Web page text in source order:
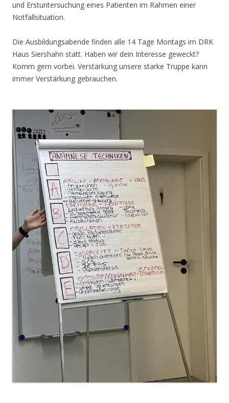
und Erstuntersuchung eines Patienten im Rahmen einer
Notfallsituation.
Die Ausbildungsabende finden alle 14 Tage Montags im DRK
Haus Siershahn statt. Haben wir dein Interesse geweckt?
Komm gern vorbei. Verstärkung unsere starke Truppe kann
immer Verstärkung gebrauchen.